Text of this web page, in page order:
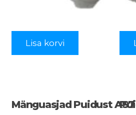
Lisa korvi
Mänguasjad Puidust AS7